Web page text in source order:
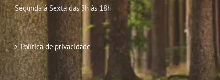
Segunda à Sexta das 8h às 18h
Política de privacidade